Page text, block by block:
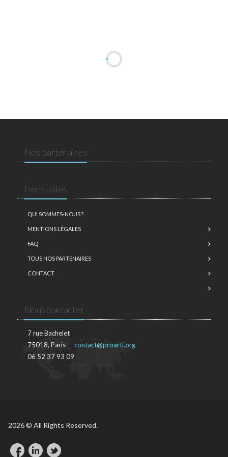
Nos partenaires
Liens utiles
QUI SOMMES-NOUS ?
MENTIONS LÉGALES
FAQ
TOUS NOS PARTENAIRES
CONTACT
Nous contacter
7 rue Bachelet
75018, Paris
06 52 37 93 09
contact@proarti.org
2026 © All Rights Reserved.